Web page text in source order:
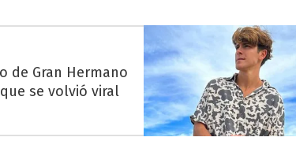
de Gran Hermano
se volvió viral